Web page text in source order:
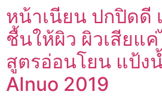
หน้าเนียน ปกปิดดี
ชื้นให้ผิว ผิวเสียแ
สูตรอ่อนโยน แป้ง
AInuo 2019